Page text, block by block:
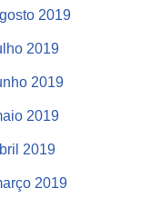
2019
2019
2019
2019
2019
2019